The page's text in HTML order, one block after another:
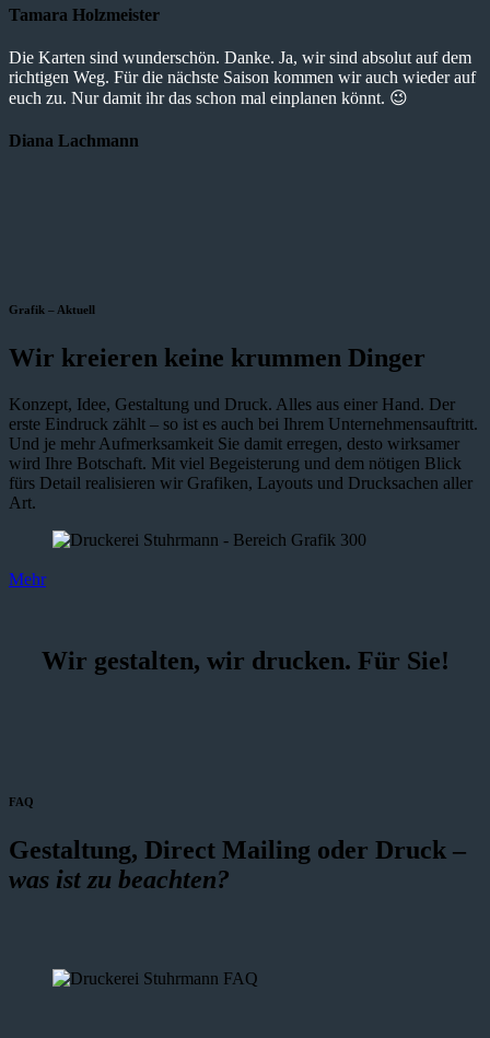
Tamara Holzmeister
Die Karten sind wunderschön. Danke. Ja, wir sind absolut auf dem
richtigen Weg. Für die nächste Saison kommen wir auch wieder auf
euch zu. Nur damit ihr das schon mal einplanen könnt. 😉
Diana Lachmann
Grafik – Aktuell
Wir kreieren keine krummen Dinger
Konzept, Idee, Gestaltung und Druck. Alles aus einer Hand. Der
erste Eindruck zählt – so ist es auch bei Ihrem Unternehmensauftritt.
Und je mehr Aufmerksamkeit Sie damit erregen, desto wirksamer
wird Ihre Botschaft. Mit viel Begeisterung und dem nötigen Blick
fürs Detail realisieren wir Grafiken, Layouts und Drucksachen aller
Art.
Mehr
Wir gestalten, wir drucken. Für Sie!
FAQ
Gestaltung, Direct Mailing oder Druck –
was ist zu beachten?